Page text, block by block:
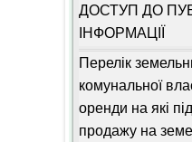
ДОСТУП ДО
ІНФОРМАЦІЇ
Перелік
комунальної
оренди на які
продажу на